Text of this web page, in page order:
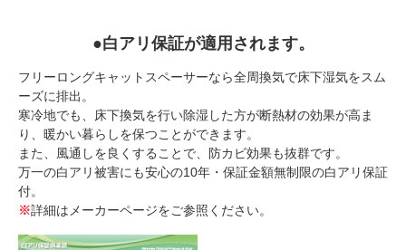
●白アリ保証が適用されます。
フリーロングキャットスペーサーなら全周換気で床下湿気をスム
ーズに排出。
寒冷地でも、床下換気を行い除湿した方が断熱材の効果が高ま
り、暖かい暮らしを保つことができます。
また、風通しを良くすることで、防カビ効果も抜群です。
万一の白アリ被害にも安心の10年・保証金額無制限の白アリ保証
付。
※詳細はメーカーページをご参照ください。